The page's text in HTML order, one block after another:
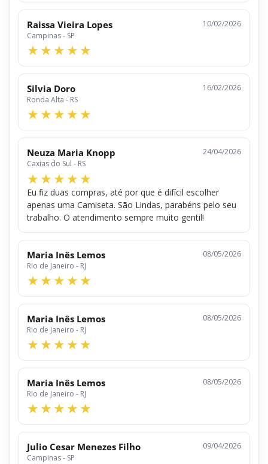
Raissa Vieira Lopes
Campinas - SP
10/02/2026
Silvia Doro
Ronda Alta - RS
16/02/2026
Neuza Maria Knopp
Caxias do Sul - RS
24/04/2026
Eu fiz duas compras, até por que é difícil escolher
apenas uma Camiseta. São Lindas, parabéns pelo seu
trabalho. O atendimento sempre muito gentil!
Maria Inês Lemos
Rio de Janeiro - RJ
08/05/2026
Maria Inês Lemos
Rio de Janeiro - RJ
08/05/2026
Maria Inês Lemos
Rio de Janeiro - RJ
08/05/2026
Julio Cesar Menezes Filho
Campinas - SP
09/04/2026